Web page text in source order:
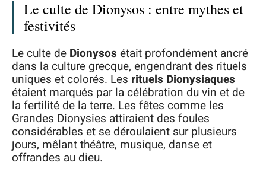
Le culte de Dionysos : entre mythes et
festivités
Le culte de Dionysos était profondément ancré
dans la culture grecque, engendrant des rituels
uniques et colorés. Les rituels Dionysiaques
étaient marqués par la célébration du vin et de
la fertilité de la terre. Les fêtes comme les
Grandes Dionysies attiraient des foules
considérables et se déroulaient sur plusieurs
jours, mêlant théâtre, musique, danse et
offrandes au dieu.